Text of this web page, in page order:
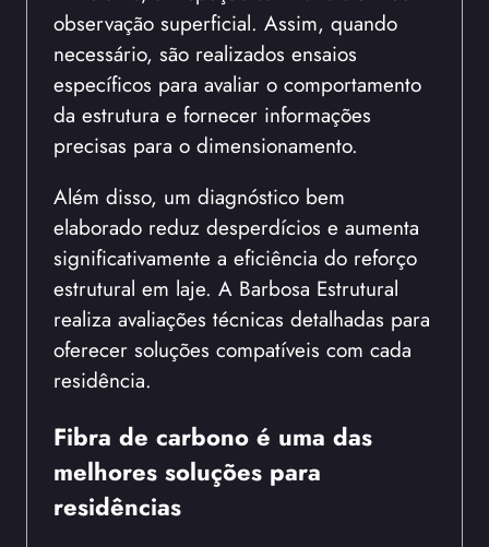
observação superficial. Assim, quando
necessário, são realizados ensaios
específicos para avaliar o comportamento
da estrutura e fornecer informações
precisas para o dimensionamento.
Além disso, um diagnóstico bem
elaborado reduz desperdícios e aumenta
significativamente a eficiência do reforço
estrutural em laje. A Barbosa Estrutural
realiza avaliações técnicas detalhadas para
oferecer soluções compatíveis com cada
residência.
Fibra de carbono é uma das
melhores soluções para
residências